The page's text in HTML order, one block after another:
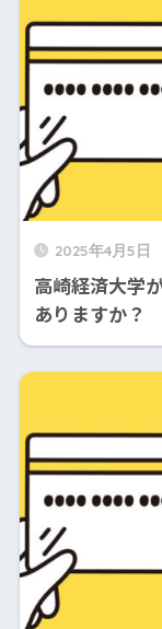
2025年4月5日
高崎経済大学
ありますか？